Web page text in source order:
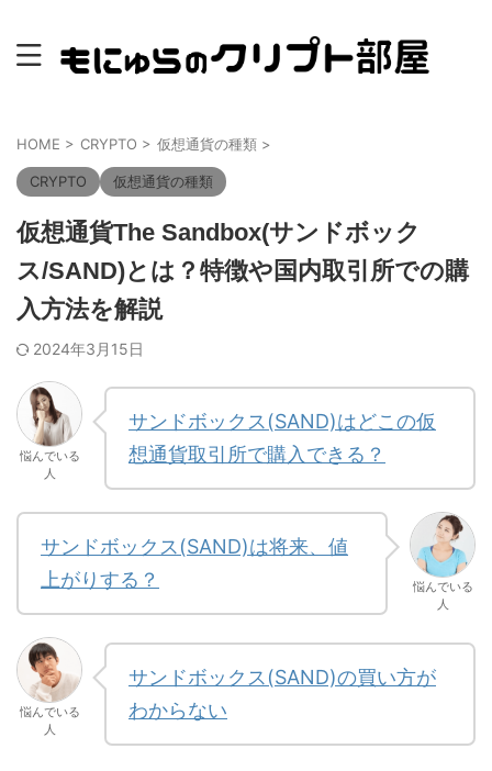
HOME > CRYPTO > 仮想通貨の種類 >
CRYPTO 仮想通貨の種類
仮想通貨The Sandbox(サンドボック
ス/SAND)とは？特徴や国内取引所での購
入方法を解説
2024年3月15日
悩んでいる
人
サンドボックス(SAND)はどこの仮
想通貨取引所で購入できる？
サンドボックス(SAND)は将来、値
上がりする？
悩んでいる
人
悩んでいる
人
サンドボックス(SAND)の買い方が
わからない